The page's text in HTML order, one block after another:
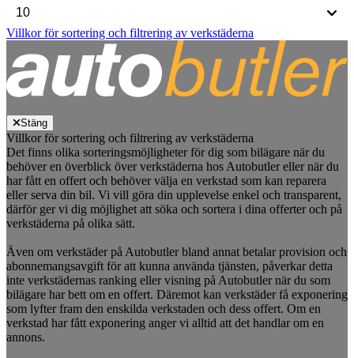
Villkor för sortering och filtrering av verkstäderna
Stäng
Villkor för sortering och filtrering av verkstäderna
Det finns olika sorteringsmöjligheter för dig som bilägare när du
behöver en överblick över verkstäderna hos Autobutler eller när du
har fått en offert och behöver välja en verkstad som kan reparera
eller serva din bil. Vi vill göra din upplevelse enkel och transparent,
därför ger vi dig möjlighet att söka och sortera i dina offerter och på
verkstäderna på olika sätt.
Även om verkstäder på Autobutler bland annat betalar provision och
abonnemangsavgift för att kunna använda tjänsten, påverkar detta
inte verkstädernas ranking eller visning på Autobutler när du som
bilägare har bett om en offert. Däremot kan verkstäder få exponering
som lyfter fram den enskilda verkstaden och dess offert. Om en
verkstad har fått exponering anger vi alltid att det handlar om en
annons.